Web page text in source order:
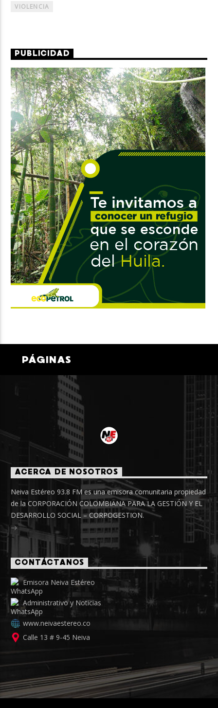
VIOLENCIA
PUBLICIDAD
PÁGINAS
ACERCA DE NOSOTROS
Neiva Estéreo 93.8 FM es una emisora comunitaria propiedad
de la CORPORACIÓN COLOMBIANA PARA LA GESTIÓN Y EL
DESARROLLO SOCIAL – CORPOGESTION.
CONTÁCTANOS
Emisora Neiva Estéreo
Administrativo y Noticias
www.neivaestereo.co
Calle 13 # 9-45 Neiva